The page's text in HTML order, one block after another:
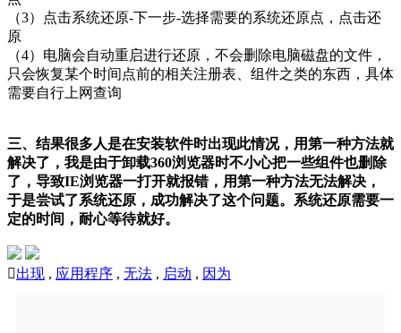
（3）点击系统还原-下一步-选择需要的系统还原点，点击还
原
（4）电脑会自动重启进行还原，不会删除电脑磁盘的文件，
只会恢复某个时间点前的相关注册表、组件之类的东西，具体
需要自行上网查询
三、结果很多人是在安装软件时出现此情况，用第一种方法就
解决了，我是由于卸载360浏览器时不小心把一些组件也删除
了，导致IE浏览器一打开就报错，用第一种方法无法解决，
于是尝试了系统还原，成功解决了这个问题。系统还原需要一
定的时间，耐心等待就好。
出现 , 应用程序 , 无法 , 启动 , 因为